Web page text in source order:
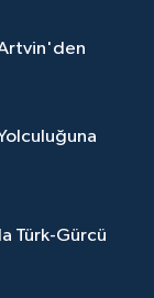
Yolculuğuna
Türk-Gürcü